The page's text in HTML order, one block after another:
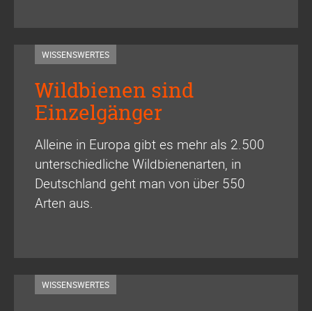
WISSENSWERTES
Wildbienen sind
Einzelgänger
Alleine in Europa gibt es mehr als 2.500
unterschiedliche Wildbienenarten, in
Deutschland geht man von über 550
Arten aus.
WISSENSWERTES